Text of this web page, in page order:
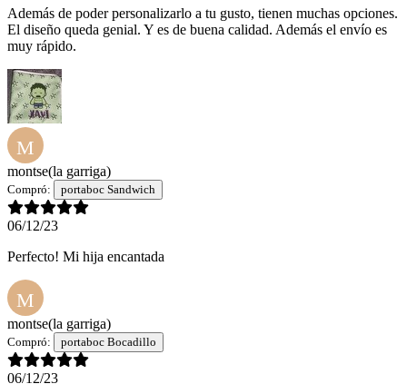
Además de poder personalizarlo a tu gusto, tienen muchas opciones.
El diseño queda genial. Y es de buena calidad. Además el envío es
muy rápido.
M
montse(la garriga)
Compró: portaboc Sandwich
06/12/23
Perfecto! Mi hija encantada
M
montse(la garriga)
Compró: portaboc Bocadillo
06/12/23